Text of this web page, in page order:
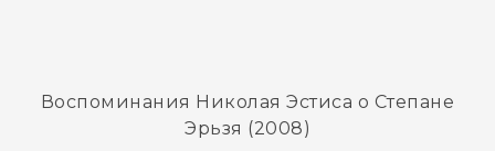
Воспоминания Николая Эстиса о Степане
Эрьзя (2008)